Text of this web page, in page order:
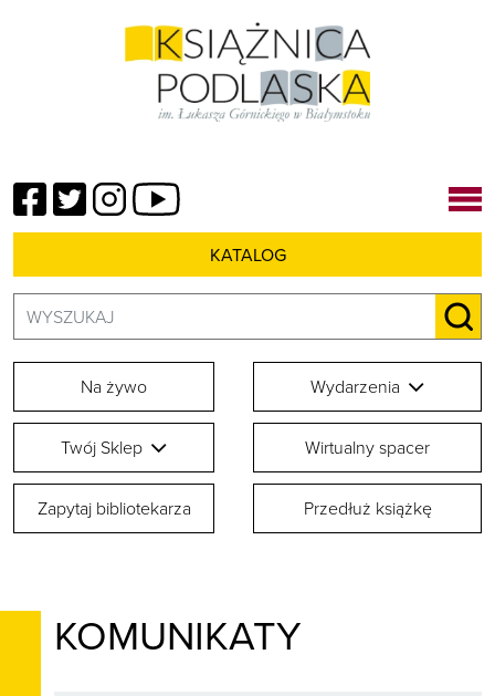
KATALOG
Facebook
TwitterInstagram
YouTube
Na żywo Wydarzenia
Twój Sklep Wirtualny spacer
Zapytaj bibliotekarza Przedłuż książkę
KOMUNIKATY